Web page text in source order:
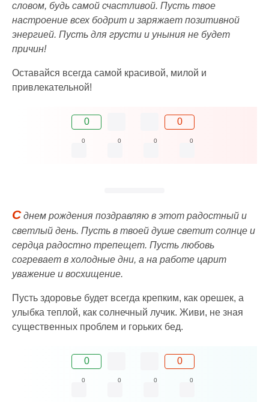
словом, будь самой счастливой. Пусть твое
настроение всех бодрит и заряжает позитивной
энергией. Пусть для грусти и уныния не будет
причин!
Оставайся всегда самой красивой, милой и
привлекательной!
0 0
0 0 0 0
Сднем рождения поздравляю в этот радостный и
светлый день. Пусть в твоей душе светит солнце и
сердца радостно трепещет. Пусть любовь
согревает в холодные дни, а на работе царит
уважение и восхищение.
Пусть здоровье будет всегда крепким, как орешек, а
улыбка теплой, как солнечный лучик. Живи, не зная
существенных проблем и горьких бед.
0 0
0 0 0 0